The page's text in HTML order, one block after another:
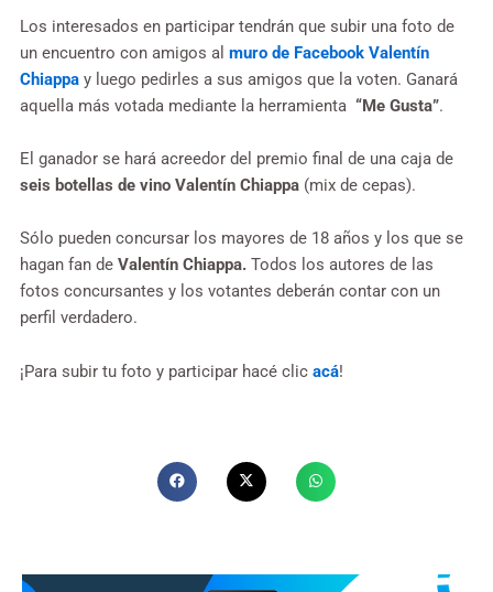
Los interesados en participar tendrán que subir una foto de
un encuentro con amigos al muro de Facebook Valentín
Chiappa y luego pedirles a sus amigos que la voten. Ganará
aquella más votada mediante la herramienta “Me Gusta”.
El ganador se hará acreedor del premio final de una caja de
seis botellas de vino Valentín Chiappa (mix de cepas).
Sólo pueden concursar los mayores de 18 años y los que se
hagan fan de Valentín Chiappa. Todos los autores de las
fotos concursantes y los votantes deberán contar con un
perfil verdadero.
¡Para subir tu foto y participar hacé clic acá!